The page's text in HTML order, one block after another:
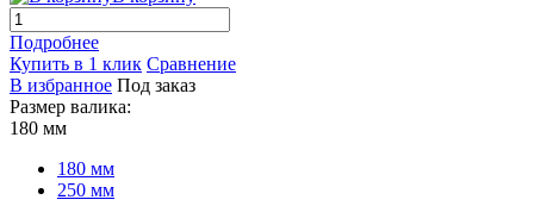
Подробнее
Купить в 1 клик Сравнение
В избранное Под заказ
Размер валика:
180 мм
180 мм
250 мм